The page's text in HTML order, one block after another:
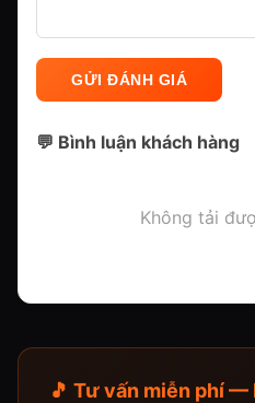
GỬI ĐÁNH GIÁ
💬 Bình luận khách hàng
Không tải
🎵 Tư vấn miễn phí —